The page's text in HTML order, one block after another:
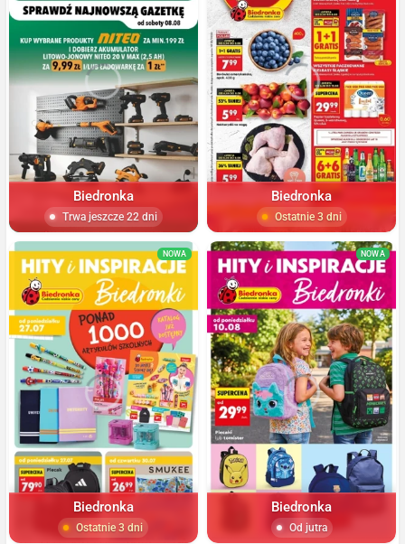
Biedronka
Trwa jeszcze 22 dni
Biedronka
Ostatnie 3 dni
NOWA
Biedronka
Ostatnie 3 dni
NOWA
Biedronka
Od jutra